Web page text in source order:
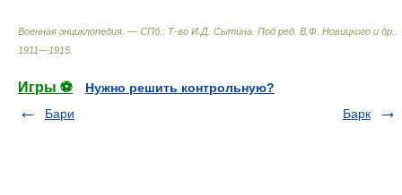
Военная энциклопедия. — СПб.: Т-во И.Д. Сытина Под ред. В.Ф. Новицкого и др.
1911—1915
Игры ⚽
Нужно решить контрольную?
Бари
Барк